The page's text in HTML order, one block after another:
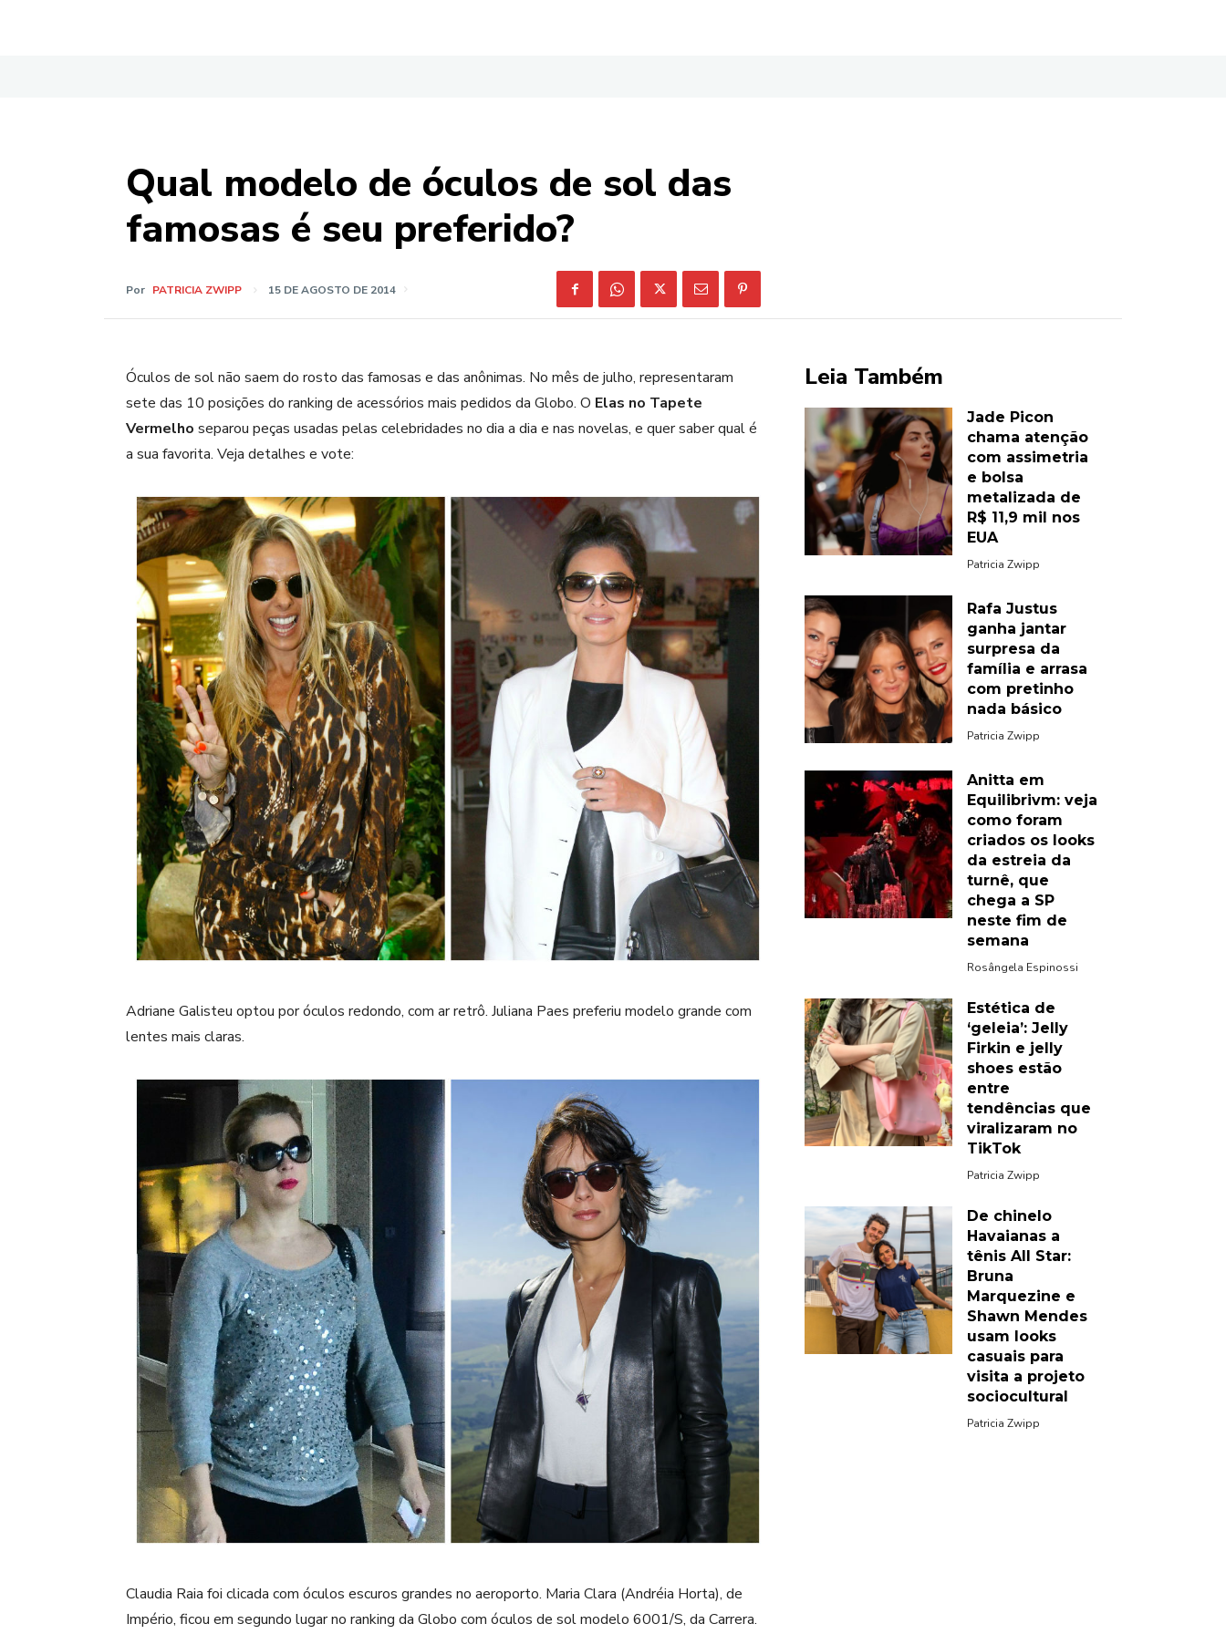
Qual modelo de óculos de sol das
famosas é seu preferido?
Por PATRICIA ZWIPP 15 DE AGOSTO DE 2014
Óculos de sol não saem do rosto das famosas e das anônimas. No mês de julho, representaram
sete das 10 posições do ranking de acessórios mais pedidos da Globo. O Elas no Tapete
Vermelho separou peças usadas pelas celebridades no dia a dia e nas novelas, e quer saber qual é
a sua favorita. Veja detalhes e vote:
Adriane Galisteu optou por óculos redondo, com ar retrô. Juliana Paes preferiu modelo grande com
lentes mais claras.
Claudia Raia foi clicada com óculos escuros grandes no aeroporto. Maria Clara (Andréia Horta), de
Império, ficou em segundo lugar no ranking da Globo com óculos de sol modelo 6001/S, da Carrera.
Leia Também
Jade Picon
chama atenção
com assimetria
e bolsa
metalizada de
R$ 11,9 mil nos
EUA
Patricia Zwipp
Rafa Justus
ganha jantar
surpresa da
família e arrasa
com pretinho
nada básico
Patricia Zwipp
Anitta em
Equilibrivm: veja
como foram
criados os looks
da estreia da
turnê, que
chega a SP
neste fim de
semana
Rosângela Espinossi
Estética de
‘geleia’: Jelly
Firkin e jelly
shoes estão
entre
tendências que
viralizaram no
TikTok
Patricia Zwipp
De chinelo
Havaianas a
tênis All Star:
Bruna
Marquezine e
Shawn Mendes
usam looks
casuais para
visita a projeto
sociocultural
Patricia Zwipp